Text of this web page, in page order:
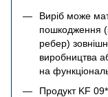
Виріб може
пошкодження
ребер)
виробництва
на
Продукт KF